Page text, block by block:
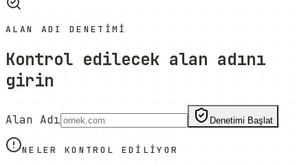
ALAN ADI DENETIMI
Kontrol edilecek alan adını
girin
Alan Adı Denetimi Başlat
NELER KONTROL EDILIYOR